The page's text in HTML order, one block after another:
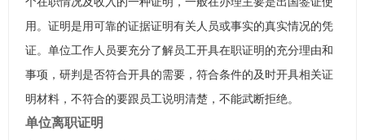
用。证明是用可靠的证据证明有关人员或事实的真实情况的凭
证。单位工作人员要充分了解员工开具在职证明的充分理由和
事项，研判是否符合开具的需要，符合条件的及时开具相关证
明材料，不符合的要跟员工说明清楚，不能武断拒绝。
单位离职证明